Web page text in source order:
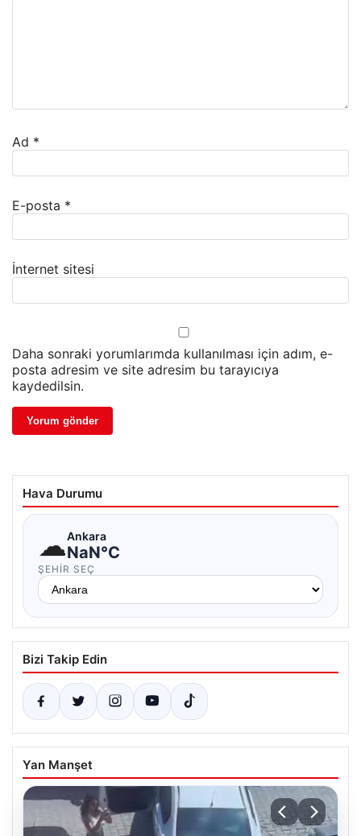
Ad *
E-posta *
İnternet sitesi
Daha sonraki yorumlarımda kullanılması için adım, e-
posta adresim ve site adresim bu tarayıcıya
kaydedilsin.
Hava Durumu
☁Ankara
NaN°C
ŞEHIR SEÇ
Bizi Takip Edin
Yan Manşet